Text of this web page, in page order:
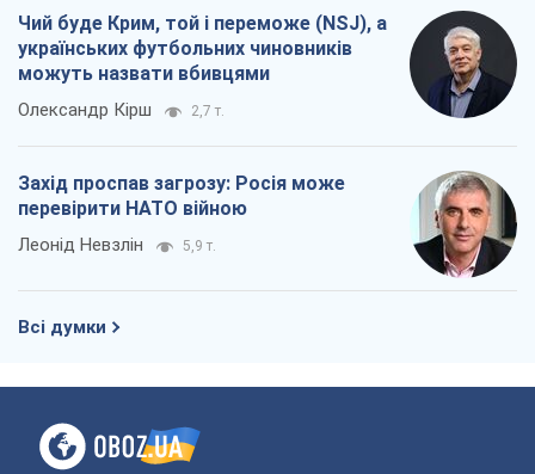
Чий буде Крим, той і переможе (NSJ), а
українських футбольних чиновників
можуть назвати вбивцями
Олександр Кірш 2,7 т.
Захід проспав загрозу: Росія може
перевірити НАТО війною
Леонід Невзлін 5,9 т.
Всі думки